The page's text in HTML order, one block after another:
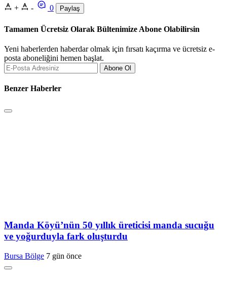
+
- 0 Paylaş
Tamamen Ücretsiz Olarak Bültenimize Abone Olabilirsin
Yeni haberlerden haberdar olmak için fırsatı kaçırma ve ücretsiz e-
posta aboneliğini hemen başlat.
Abone Ol
Benzer Haberler
Manda Köyü’nün 50 yıllık üreticisi manda sucuğu
ve yoğurduyla fark oluşturdu
Bursa Bölge 7 gün önce